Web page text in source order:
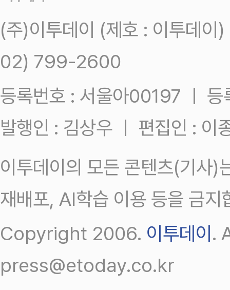
(주)이투데이 (제호 : 이투데
02) 799-2600
등록번호 : 서울아00197 ㅣ
발행인 : 김상우 ㅣ 편집인 : 이
이투데이의 모든 콘텐츠(기사)
재배포, AI학습 이용 등을 금지
Copyright 2006. 이투데이.
press@etoday.co.kr